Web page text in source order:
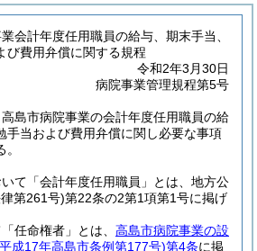
会計年度任用職員の給与、期末手当、
び費用弁償に関する規程
令和2年3月30日
病院事業管理規程第5号
島市病院事業の会計年度任用職員の給
手当および費用弁償に関し必要な事項
て「会計年度任用職員」とは、地方公
第261号)第22条の2第1項第1号に掲げ
任命権者」とは、 高島市病院事業の設
成17年高島市条例第177号)第4条に掲